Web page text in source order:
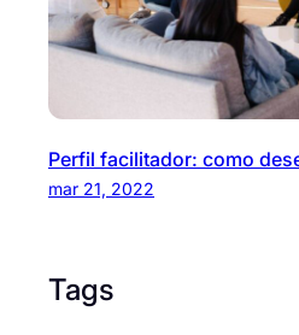
Perfil facilitador: como
mar 21, 2022
Tags